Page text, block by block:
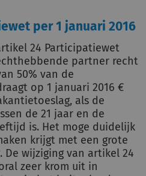
per 1 januari 2016
24 Participatiewet
partner recht
50% van de
op 1 januari 2016 €
als de
de 21 jaar en de
is. Het moge duidelijk
krijgt met een grote
wijziging van artikel 24
zeer krom uit in